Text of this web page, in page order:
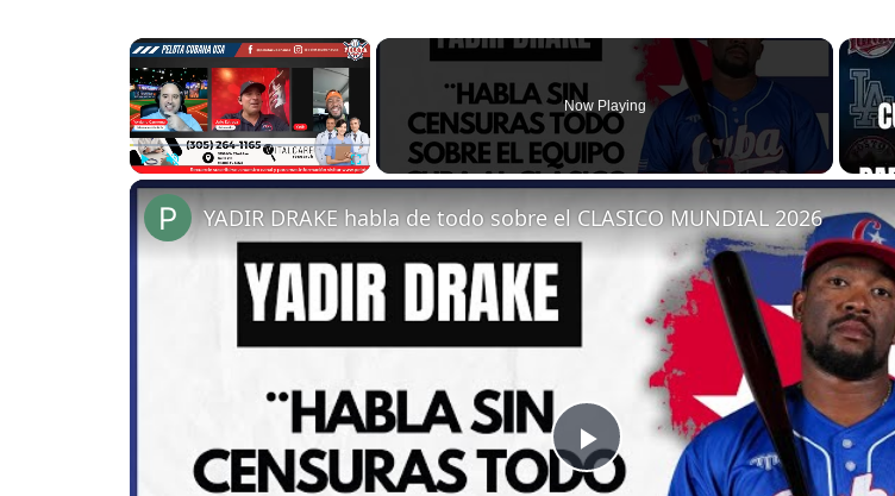
×
Now Playing
P
YADIR DRAKE habla de todo sobre el CLASICO MUNDIAL 2026